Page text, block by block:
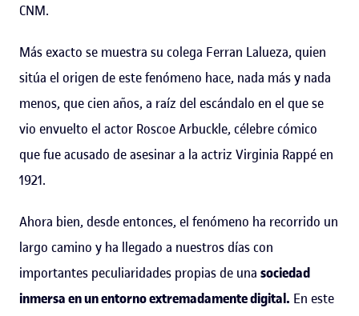
CNM.
Más exacto se muestra su colega Ferran Lalueza, quien
sitúa el origen de este fenómeno hace, nada más y nada
menos, que cien años, a raíz del escándalo en el que se
vio envuelto el actor Roscoe Arbuckle, célebre cómico
que fue acusado de asesinar a la actriz Virginia Rappé en
1921.
Ahora bien, desde entonces, el fenómeno ha recorrido un
largo camino y ha llegado a nuestros días con
importantes peculiaridades propias de una sociedad
inmersa en un entorno extremadamente digital. En este